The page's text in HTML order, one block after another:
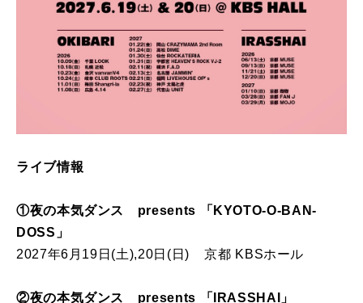
ライブ情報
①夜の本気ダンス presents 「KYOTO-O-BAN-
DOSS」
2027年6月19日(土),20日(日) 京都 KBSホール
②夜の本気ダンス presents 「IRASSHAI」